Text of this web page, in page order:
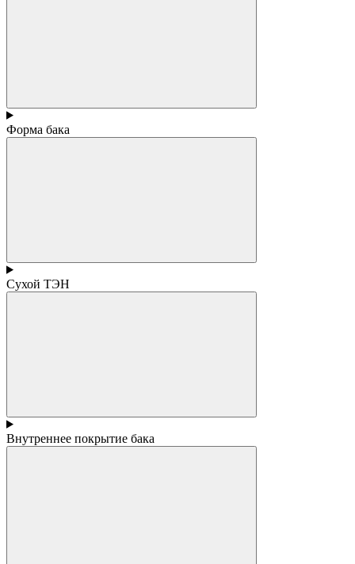
Форма бака
Сухой ТЭН
Внутреннее покрытие бака